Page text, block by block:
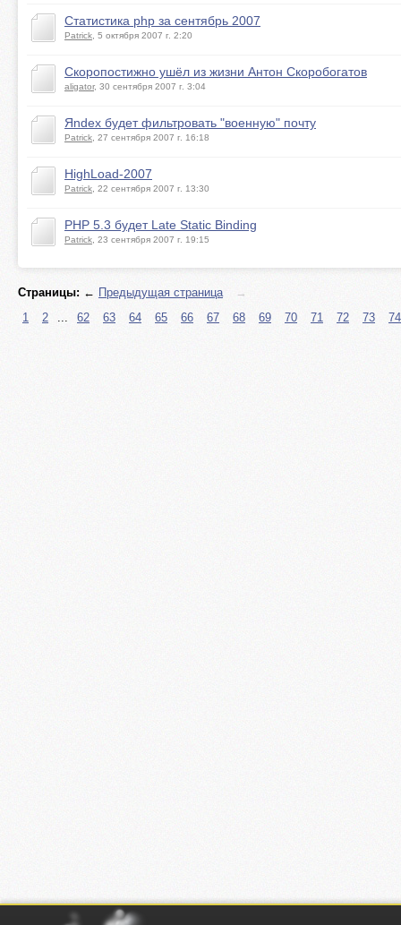
Статистика php за сентябрь 2007
Patrick , 5 октября 2007 г. 2:20
Скоропостижно ушёл из жизни Антон Скоробогатов
aligator, 30 сентября 2007 г. 3:04
Яndex будет фильтровать "военную" почту
Patrick , 27 сентября 2007 г. 16:18
HighLoad-2007
Patrick , 22 сентября 2007 г. 13:30
PHP 5.3 будет Late Static Binding
Patrick , 23 сентября 2007 г. 19:15
Страницы: ← Предыдущая страница
→
1
2 ... 62 63 64 65 66 67 68 69 70 71 72 73 74